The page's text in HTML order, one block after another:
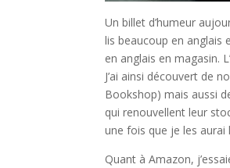
Un billet d’humeur
lis beaucoup en anglais
en anglais en magasin.
J’ai ainsi découvert de
Bookshop) mais aussi
qui renouvellent leur
une fois que je les aurai
Quant à Amazon,